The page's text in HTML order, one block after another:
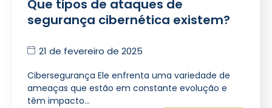
Que tipos de ataques de
segurança cibernética existem?
21 de fevereiro de 2025
Cibersegurança Ele enfrenta uma variedade de
ameaças que estão em constante evolução e
têm impacto…